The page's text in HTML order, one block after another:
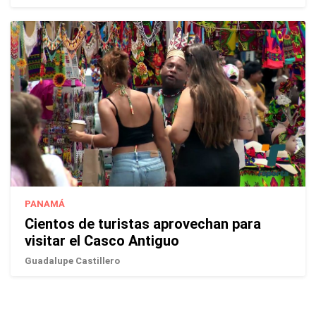
PANAMÁ
Cientos de turistas aprovechan para
visitar el Casco Antiguo
Guadalupe Castillero